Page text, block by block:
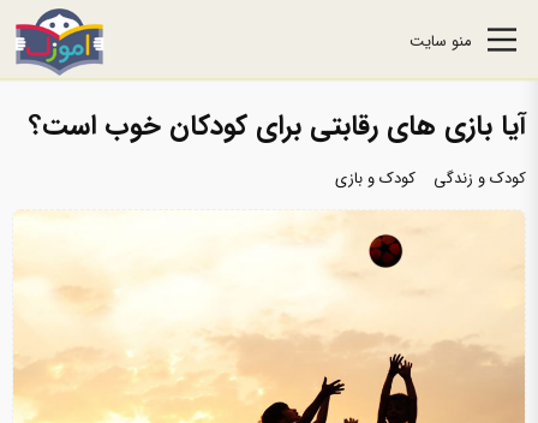
منو سایت
آیا بازی‌ های رقابتی برای کودکان خوب است؟
کودک و زندگی کودک و بازی